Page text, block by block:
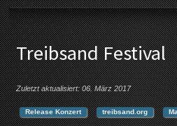
Treibsand Festival
Zuletzt aktualisiert: 06. März 2017
Release Konzert treibsand.org